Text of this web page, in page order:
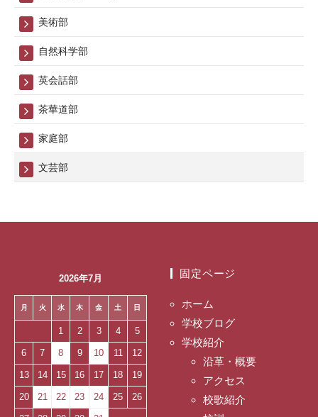
美術部
自然科学部
英会話部
茶華道部
家庭部
文芸部
2026年7月
月 火 水 木 金 土 日
1 2 3 4 5
6 7 8 9 10 11 12
13 14 15 16 17 18 19
20 21 22 23 24 25 26
固定ページ
ホーム
学校ブログ
学校紹介
沿革・概要
アクセス
校歌紹介